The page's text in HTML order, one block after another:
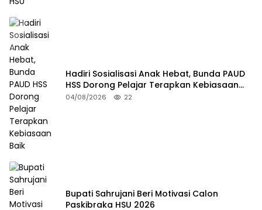
Hadiri Sosialisasi Anak Hebat, Bunda PAUD
HSS Dorong Pelajar Terapkan Kebiasaan
Baik
04/08/2026 22
Bupati Sahrujani Beri Motivasi Calon
Paskibraka HSU 2026